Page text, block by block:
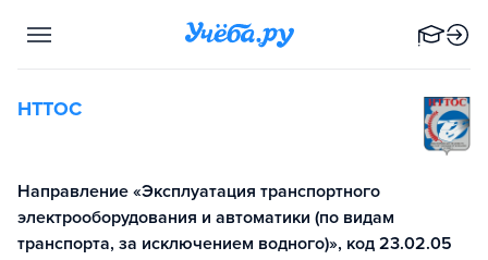
НТТОС
Направление «Эксплуатация транспортного
электрооборудования и автоматики (по видам
транспорта, за исключением водного)», код 23.02.05